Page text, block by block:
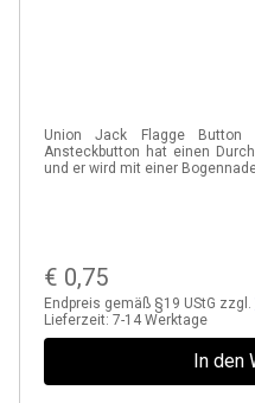
Union Jack Flagge Button
Ansteckbutton hat einen
und er wird mit einer
€ 0,75
Endpreis gemäß §19 UStG zzgl.
Lieferzeit: 7-14 Werktage
In den